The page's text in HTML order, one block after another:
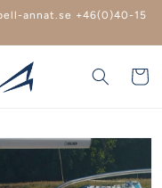
annat.se +46(0)40-15